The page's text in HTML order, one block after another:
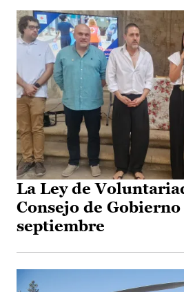
La Ley de
Consejo de Gobierno
septiembre